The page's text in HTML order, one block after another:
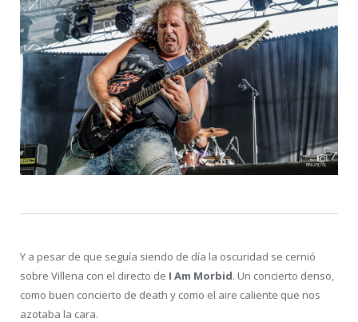
Y a pesar de que seguía siendo de día la oscuridad se cernió
sobre Villena con el directo de I Am Morbid. Un concierto denso,
como buen concierto de death y como el aire caliente que nos
azotaba la cara.